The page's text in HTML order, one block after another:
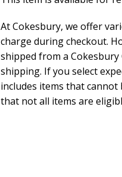
At Cokesbury, we offer
charge during checkout.
shipped from a
shipping. If you select
includes items that cannot
that not all items are